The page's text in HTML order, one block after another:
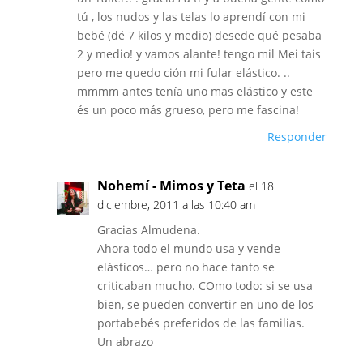
tú , los nudos y las telas lo aprendí con mi
bebé (dé 7 kilos y medio) desede qué pesaba
2 y medio! y vamos alante! tengo mil Mei tais
pero me quedo ción mi fular elástico. ..
mmmm antes tenía uno mas elástico y este
és un poco más grueso, pero me fascina!
Responder
Nohemí - Mimos y Teta el 18
diciembre, 2011 a las 10:40 am
Gracias Almudena.
Ahora todo el mundo usa y vende
elásticos… pero no hace tanto se
criticaban mucho. COmo todo: si se usa
bien, se pueden convertir en uno de los
portabebés preferidos de las familias.
Un abrazo